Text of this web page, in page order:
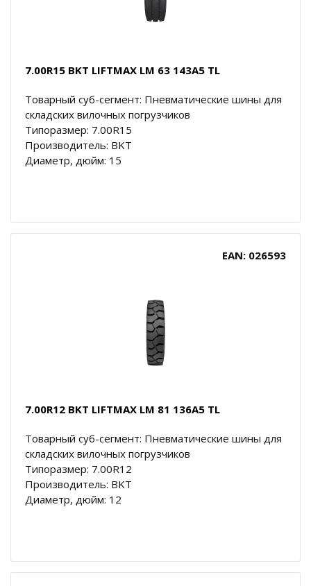
7.00R15 BKT LIFTMAX LM 63 143A5 TL
Товарный суб-сегмент: Пневматические шины для
складских вилочных погрузчиков
Типоразмер: 7.00R15
Производитель: BKT
Диаметр, дюйм: 15
EAN: 026593
7.00R12 BKT LIFTMAX LM 81 136A5 TL
Товарный суб-сегмент: Пневматические шины для
складских вилочных погрузчиков
Типоразмер: 7.00R12
Производитель: BKT
Диаметр, дюйм: 12